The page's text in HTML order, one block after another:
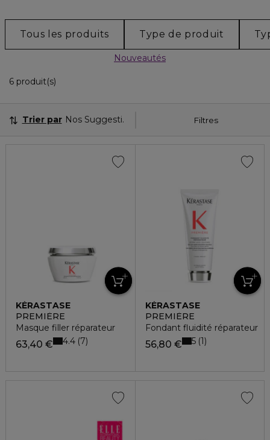
Tous les produits Type de produit
Nouveautés
6 produit(s)
Filtres
Trier par Nos Suggestions
KÉRASTASE
PREMIÈRE
Masque filler réparateur
63,40 € 4.4 7
KÉRASTASE
PREMIÈRE
Fondant fluidité réparateur
56,80 € 5 1